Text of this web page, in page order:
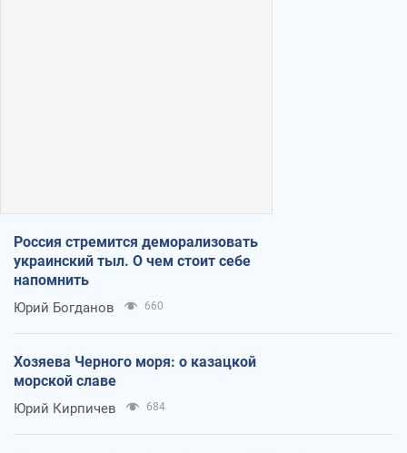
Россия стремится деморализовать
украинский тыл. О чем стоит себе
напомнить
Юрий Богданов 660
Хозяева Черного моря: о казацкой
морской славе
Юрий Кирпичев 684